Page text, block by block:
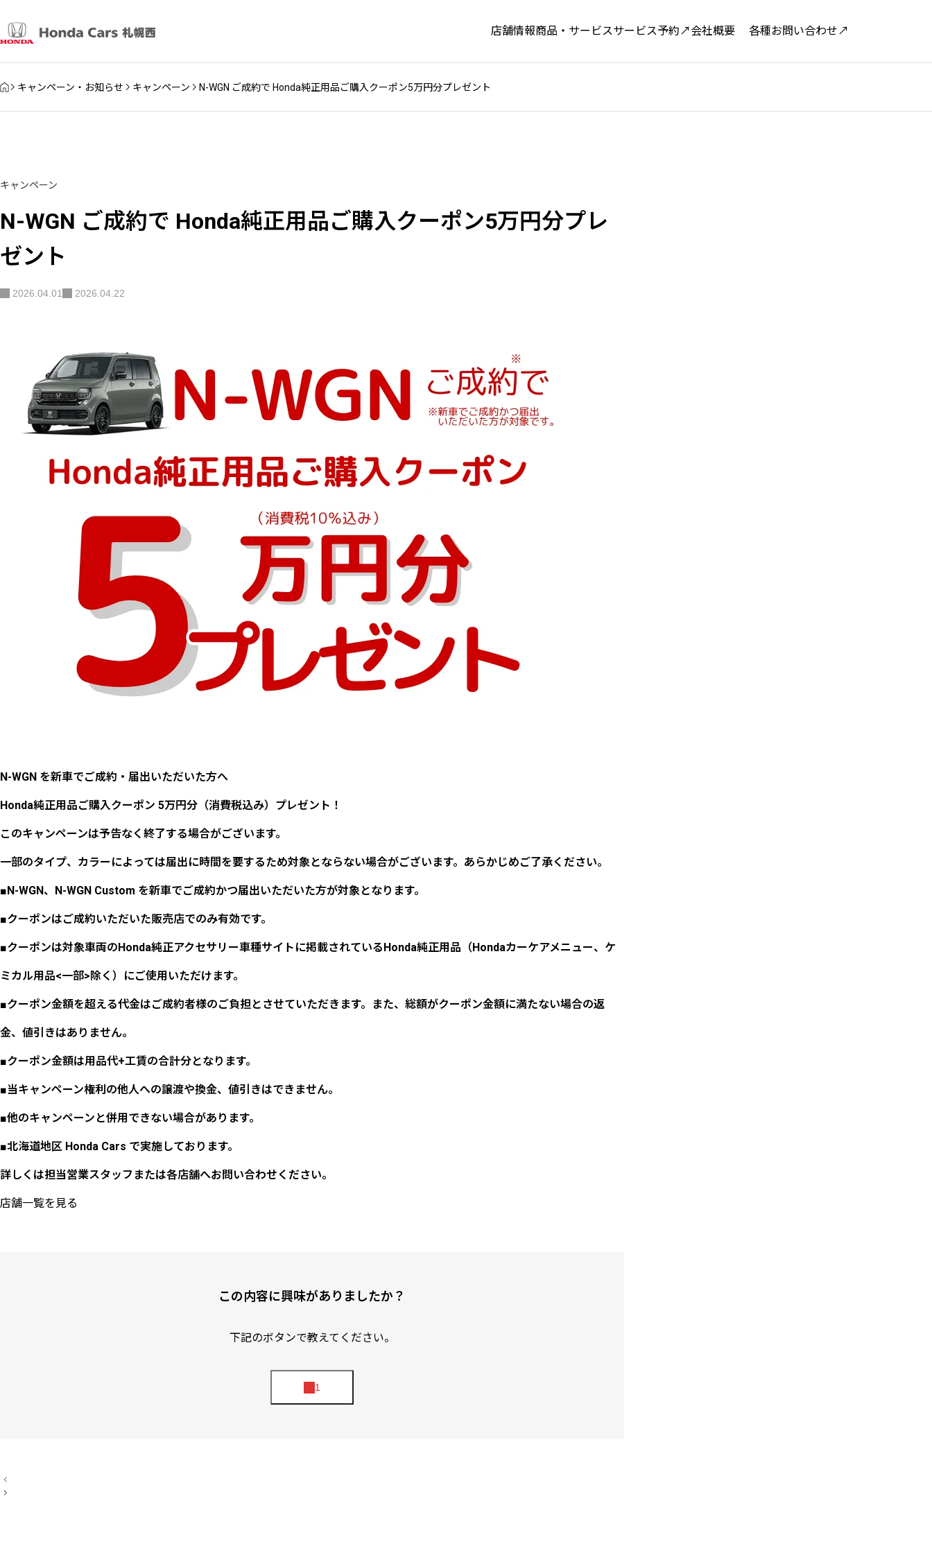
店舗情報商品・サービスサービス予約↗会社概要 各種お問い合わせ↗
HOME
キャンペーン・お知らせ キャンペーン N-WGN ご成約で Honda純正用品ご購入クーポン5万円分プレゼント
キャンペーン
N-WGN ご成約で Honda純正用品ご購入クーポン5万円分プレ
ゼント
2026.04.01 2026.04.22
N-WGN を新車でご成約・届出いただいた方へ
Honda純正用品ご購入クーポン 5万円分（消費税込み）プレゼント！
このキャンペーンは予告なく終了する場合がございます。
一部のタイプ、カラーによっては届出に時間を要するため対象とならない場合がございます。あらかじめご了承ください。
■N-WGN、N-WGN Custom を新車でご成約かつ届出いただいた方が対象となります。
■クーポンはご成約いただいた販売店でのみ有効です。
■クーポンは対象車両のHonda純正アクセサリー車種サイトに掲載されているHonda純正用品（Hondaカーケアメニュー、ケ
ミカル用品<一部>除く）にご使用いただけます。
■クーポン金額を超える代金はご成約者様のご負担とさせていただきます。また、総額がクーポン金額に満たない場合の返
金、値引きはありません。
■クーポン金額は用品代+工賃の合計分となります。
■当キャンペーン権利の他人への譲渡や換金、値引きはできません。
■他のキャンペーンと併用できない場合があります。
■北海道地区 Honda Cars で実施しております。
詳しくは担当営業スタッフまたは各店舗へお問い合わせください。
店舗一覧を見る
この内容に興味がありましたか？
下記のボタンで教えてください。
投
稿